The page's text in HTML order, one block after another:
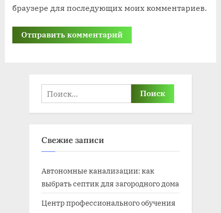
браузере для последующих моих комментариев.
Найти:
Свежие записи
Автономные канализации: как
выбрать септик для загородного дома
Центр профессионального обучения